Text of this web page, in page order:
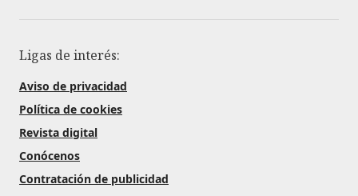
Ligas de interés:
Aviso de privacidad
Política de cookies
Revista digital
Conócenos
Contratación de publicidad